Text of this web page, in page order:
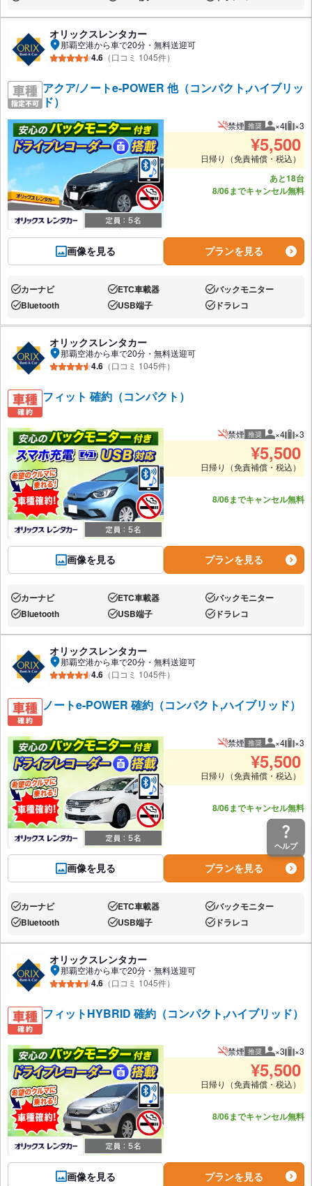
オリックスレンタカー
那覇空港から車で20分・無料送迎可
4.6 （口コミ 1045件）
アクア/ノートe-POWER 他（コンパクト,ハイブリッ
ド）
画像を見る
禁煙 推奨 推奨人数
×4 推
×3
¥5,500
日帰り（免責補償・税込）
あと18台
8/06までキャンセル無料
プランを見る
あり:カーナビ あり:ETC車載器 あり:バックモニター
あり:Bluetooth あり:USB端子 あり:ドラレコ
オリックスレンタカー
那覇空港から車で20分・無料送迎可
4.6 （口コミ 1045件）
フィット 確約（コンパクト）
画像を見る
禁煙 推奨 推奨人数
×4 推
×3
¥5,500
日帰り（免責補償・税込）
8/06までキャンセル無料
プランを見る
あり:カーナビ あり:ETC車載器 あり:バックモニター
あり:Bluetooth あり:USB端子 あり:ドラレコ
オリックスレンタカー
那覇空港から車で20分・無料送迎可
4.6 （口コミ 1045件）
ノートe-POWER 確約（コンパクト,ハイブリッド）
画像を見る
禁煙 推奨 推奨人数
×4 推
×3
¥5,500
日帰り（免責補償・税込）
8/06までキャンセル無料
プランを見る
あり:カーナビ あり:ETC車載器 あり:バックモニター
あり:Bluetooth あり:USB端子 あり:ドラレコ
オリックスレンタカー
那覇空港から車で20分・無料送迎可
4.6 （口コミ 1045件）
フィットHYBRID 確約（コンパクト,ハイブリッド）
画像を見る
禁煙 推奨 推奨人数
×3 推
×3
¥5,500
日帰り（免責補償・税込）
8/06までキャンセル無料
プランを見る
ヘルプ